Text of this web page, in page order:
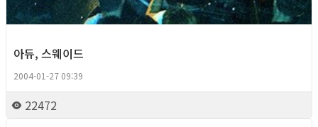
아듀, 스웨이드
2004-01-27 09:39
22472